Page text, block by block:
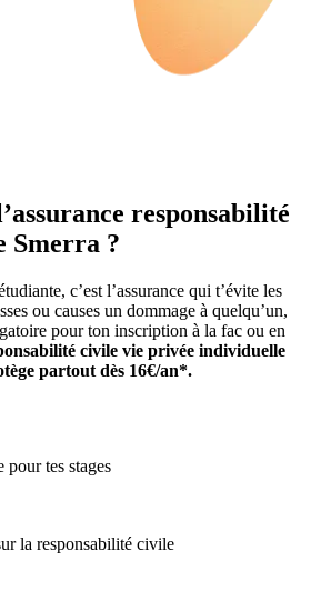
responsabilité
Smerra ?
c’est l’assurance qui t’évite les
ou causes un dommage à quelqu’un,
pour ton inscription à la fac ou en
civile vie privée individuelle
partout dès 16€/an*.
pour tes stages
la responsabilité civile